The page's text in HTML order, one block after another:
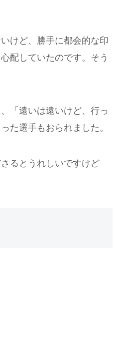
けど、勝手に都会的な印
配していたのです。そう
「遠いは遠いけど、行っ
た選手もおられました。
るとうれしいですけど